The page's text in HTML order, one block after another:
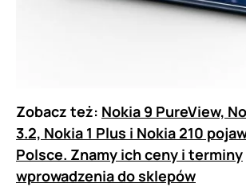
Zobacz też: Nokia 9 PureView,
3.2, Nokia 1 Plus i Nokia 210
Polsce. Znamy ich ceny i terminy
wprowadzenia do sklepów